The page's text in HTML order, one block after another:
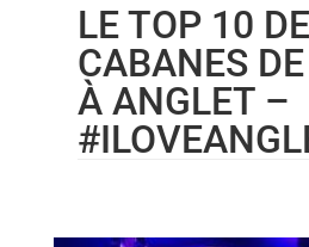
LE TOP 10
CABANES
À ANGLET –